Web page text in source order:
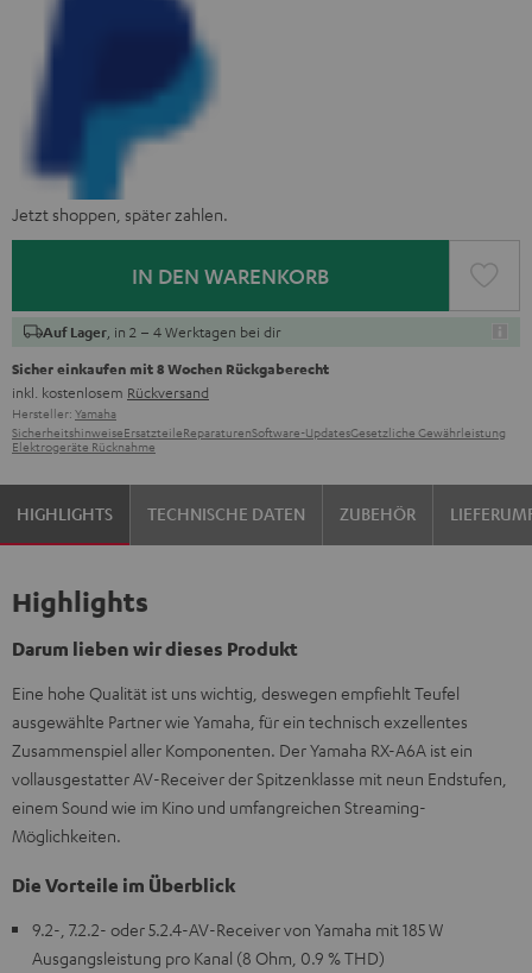
Jetzt shoppen, später zahlen.
IN DEN WARENKORB
Auf Lager , in 2 – 4 Werktagen bei dir
Sicher einkaufen mit 8 Wochen Rückgaberecht
inkl. kostenlosem Rückversand
Hersteller: Yamaha
SicherheitshinweiseErsatzteileReparaturenSoftware-UpdatesGesetzliche Gewährleistung
Elektrogeräte Rücknahme
HIGHLIGHTS TECHNISCHE DATEN ZUBEHÖR
Highlights
Darum lieben wir dieses Produkt
Eine hohe Qualität ist uns wichtig, deswegen empfiehlt Teufel
ausgewählte Partner wie Yamaha, für ein technisch exzellentes
Zusammenspiel aller Komponenten. Der Yamaha RX-A6A ist ein
vollausgestatter AV-Receiver der Spitzenklasse mit neun Endstufen,
einem Sound wie im Kino und umfangreichen Streaming-
Möglichkeiten.
Die Vorteile im Überblick
9.2-, 7.2.2- oder 5.2.4-AV-Receiver von Yamaha mit 185 W
Ausgangsleistung pro Kanal (8 Ohm, 0.9 % THD)